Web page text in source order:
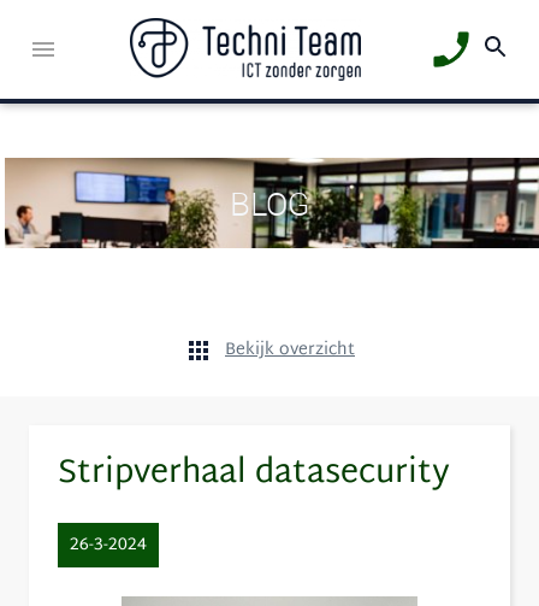
BLOG
Bekijk overzicht
Stripverhaal datasecurity
26-3-2024